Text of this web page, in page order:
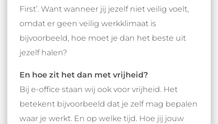
First’. Want wanneer jij jezelf niet veilig voelt,
omdat er geen veilig werkklimaat is
bijvoorbeeld, hoe moet je dan het beste uit
jezelf halen?
En hoe zit het dan met vrijheid?
Bij e-office staan wij ook voor vrijheid. Het
betekent bijvoorbeeld dat je zelf mag bepalen
waar je werkt. En op welke tijd. Hoe jij jouw